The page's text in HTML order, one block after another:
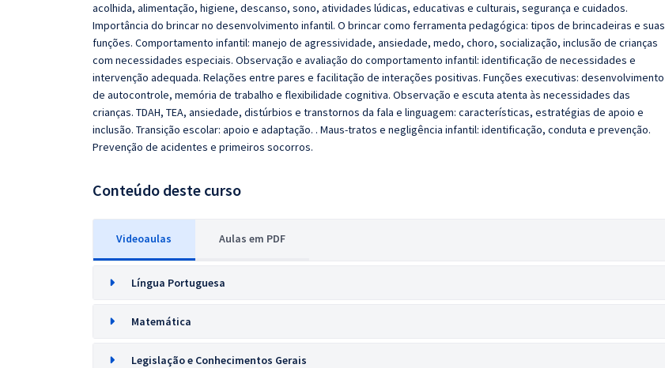
acolhida, alimentação, higiene, descanso, sono, atividades lúdicas, educativas e culturais, segurança e cuidados.
Importância do brincar no desenvolvimento infantil. O brincar como ferramenta pedagógica: tipos de brincadeiras e suas
funções. Comportamento infantil: manejo de agressividade, ansiedade, medo, choro, socialização, inclusão de crianças
com necessidades especiais. Observação e avaliação do comportamento infantil: identificação de necessidades e
intervenção adequada. Relações entre pares e facilitação de interações positivas. Funções executivas: desenvolvimento
de autocontrole, memória de trabalho e flexibilidade cognitiva. Observação e escuta atenta às necessidades das
crianças. TDAH, TEA, ansiedade, distúrbios e transtornos da fala e linguagem: características, estratégias de apoio e
inclusão. Transição escolar: apoio e adaptação. . Maus-tratos e negligência infantil: identificação, conduta e prevenção.
Prevenção de acidentes e primeiros socorros.
Conteúdo deste curso
Videoaulas Aulas em PDF
Língua Portuguesa
Matemática
Legislação e Conhecimentos Gerais